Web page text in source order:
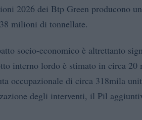
2026 dei Btp Green producono
milioni di tonnellate.
socio-economico è altrettanto
interno lordo è stimato in circa
occupazionale di circa 318mila
degli interventi, il Pil